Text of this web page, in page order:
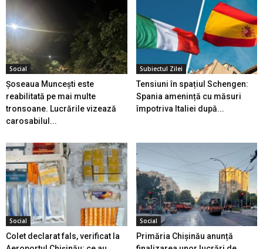
Social
Șoseaua Muncești este
reabilitată pe mai multe
tronsoane. Lucrările vizează
carosabilul...
Subiectul Zilei
Tensiuni în spațiul Schengen:
Spania amenință cu măsuri
împotriva Italiei după...
Social
Colet declarat fals, verificat la
Social
Primăria Chișinău anunță